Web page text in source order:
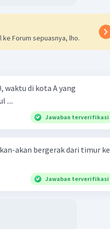
ke Forum sepuasnya, lho.
waktu di kota A yang
....
Jawaban terverifikasi
akan bergerak dari timur ke
Jawaban terverifikasi